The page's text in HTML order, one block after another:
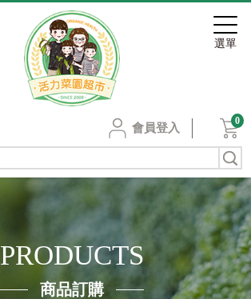
會員登入
0
PRODUCTS
商品訂購